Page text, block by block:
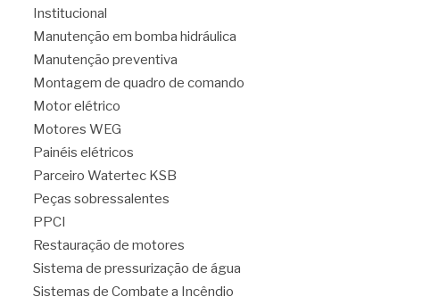
Institucional
Manutenção em bomba hidráulica
Manutenção preventiva
Montagem de quadro de comando
Motor elétrico
Motores WEG
Painéis elétricos
Parceiro Watertec KSB
Peças sobressalentes
PPCI
Restauração de motores
Sistema de pressurização de água
Sistemas de Combate a Incêndio